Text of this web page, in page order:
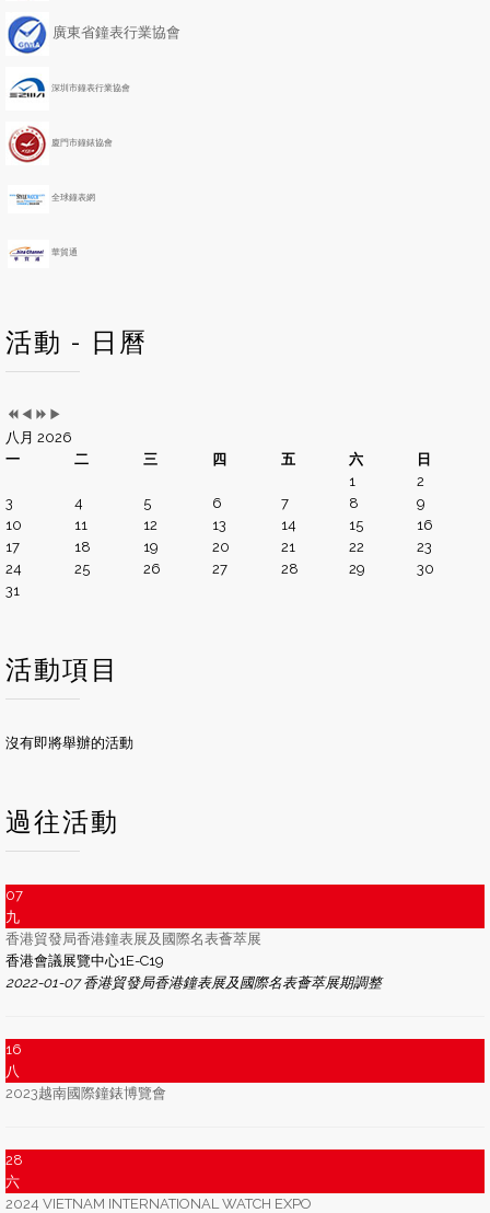
廣東省鐘表行業協會
深圳市鐘表行業協會
廈門市鐘錶協會
全球鐘表網
華貿通
活動 - 日曆
s
a
u
s
M
o
n
h
a
r
八月 2026
一
二 三 四 五 六
日
1
2
3
4 5 6 7 8
9
10
11 12 13 14 15
16
17
18 19 20 21 22
23
24
25 26 27 28 29
30
31
活動項目
沒有即將舉辦的活動
過往活動
07
九
香港貿發局香港鐘表展及國際名表薈萃展
香港會議展覽中心1E-C19
2022-01-07 香港貿發局香港鐘表展及國際名表薈萃展期調整
16
八
2023越南國際鐘錶博覽會
28
六
2024 VIETNAM INTERNATIONAL WATCH EXPO